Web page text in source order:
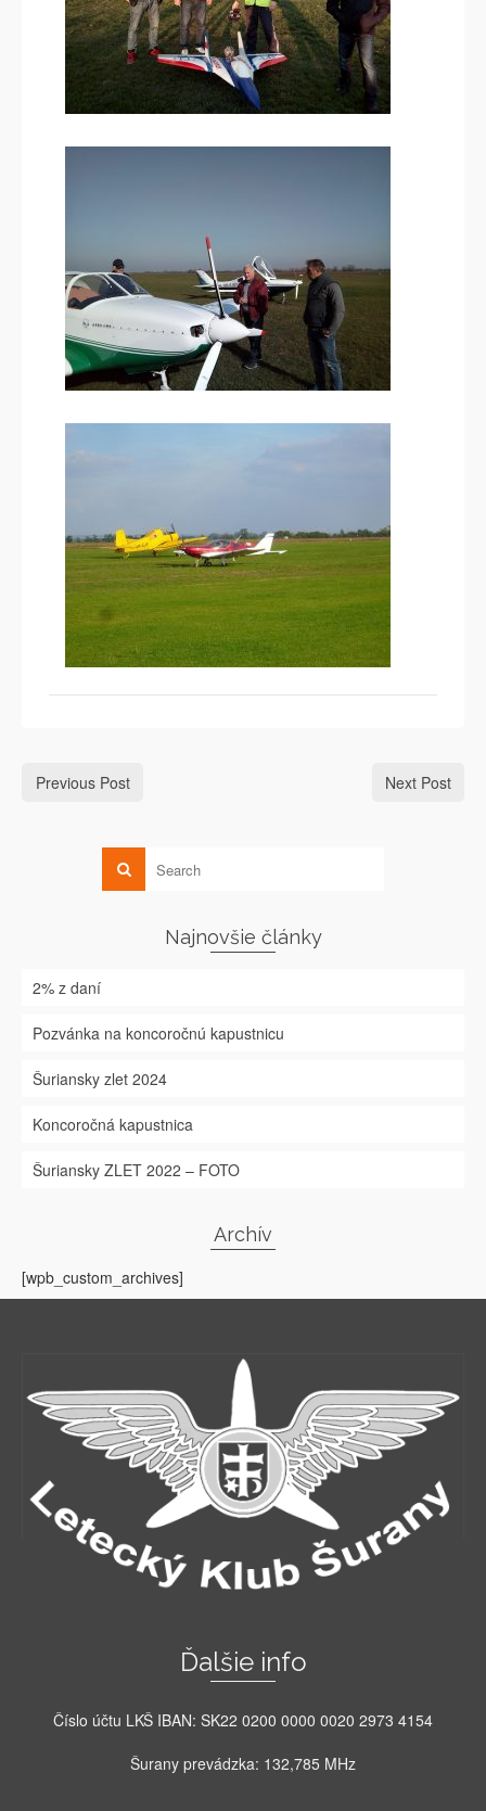
Previous Post Next Post
Najnovšie články
2% z daní
Pozvánka na koncoročnú kapustnicu
Šuriansky zlet 2024
Koncoročná kapustnica
Šuriansky ZLET 2022 – FOTO
Archív
[wpb_custom_archives]
Ďalšie info
Číslo účtu LKŠ IBAN: SK22 0200 0000 0020 2973 4154
Šurany prevádzka: 132,785 MHz